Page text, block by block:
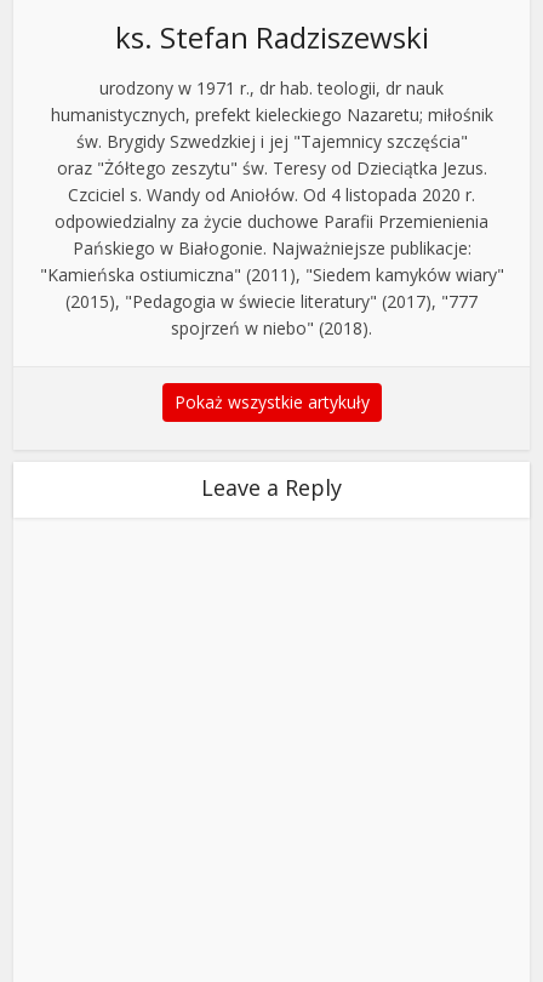
ks. Stefan Radziszewski
urodzony w 1971 r., dr hab. teologii, dr nauk
humanistycznych, prefekt kieleckiego Nazaretu; miłośnik
św. Brygidy Szwedzkiej i jej "Tajemnicy szczęścia"
oraz "Żółtego zeszytu" św. Teresy od Dzieciątka Jezus.
Czciciel s. Wandy od Aniołów. Od 4 listopada 2020 r.
odpowiedzialny za życie duchowe Parafii Przemienienia
Pańskiego w Białogonie. Najważniejsze publikacje:
"Kamieńska ostiumiczna" (2011), "Siedem kamyków wiary"
(2015), "Pedagogia w świecie literatury" (2017), "777
spojrzeń w niebo" (2018).
Pokaż wszystkie artykuły
Leave a Reply